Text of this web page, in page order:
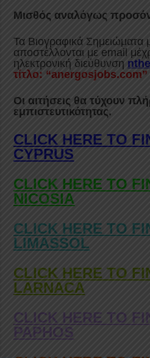
Μισθός αναλόγως
Τα Βιογραφικά Σημειώματα
αποστέλλονται με email
ηλεκτρονική διεύθυνση
τίτλο: “anergosjobs.com”
Οι αιτήσεις θα τύχουν
εμπιστευτικότητας.
CLICK HERE TO
CYPRUS
CLICK HERE TO
NICOSIA
CLICK HERE TO
LIMASSOL
CLICK HERE TO
LARNACA
CLICK HERE TO
PAPHOS